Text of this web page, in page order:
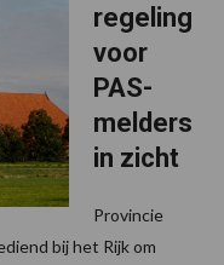
regeling
voor
PAS-
melders
in zicht
Provincie
bij het Rijk om